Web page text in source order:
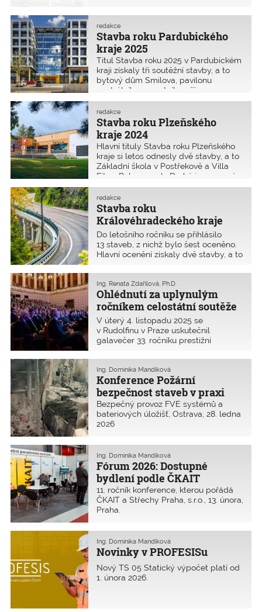
Stavba roku Pardubického
kraje 2025
redakce
Titul Stavba roku 2025 v Pardubickém
kraji získaly tři soutěžní stavby, a to
bytový dům Smilova, pavilonu
centrálního urgentního příjmu
a akutních provozů Pardubické
nemocnice a Společenský dům
Radiměř. Cenu veřejnosti a čestné
uznání získala Knihovna v Chrudimi.
Další čtyři stavby si odnesly čestné
uznání.
Stavba roku Plzeňského
kraje 2024
redakce
Hlavní tituly Stavba roku Plzeňského
kraje si letos odnesly dvě stavby, a to
Základní škola v Postřekově a Villa
Fitz v Rokycanech. Druhá jmenovaná
stavba získala také Cenu veřejnosti.
Cena hejtmana putuje do Domu
sociální péče v Kralovicích. Cenu
primátora města získala výpravní
budova hlavního plzeňského nádraží.
Ministerstvo průmyslu a obchodu ČR
ocenilo Business Park Republikánská
v Plzni. Svaz podnikatelů ve
I/27 Šlovice – Přeštice. Porota udělila
cenu Mikulášskému gymnáziu za
přístavbu jídelny a rozdala také tři
čestná uznání.
Stavba roku
Královéhradeckého kraje
2025
redakce
Do letošního ročníku se přihlásilo
13 staveb, z nichž bylo šest oceněno.
Hlavní ocenění získaly dvě stavby, a to
a apartmány na Hnědém vrchu v Peci
pod Sněžkou. Jedna stavba získala
Cenu Ministerstva průmyslu
a obchodu ČR, dvě čestné uznání
Ohlédnutí za uplynulým
ročníkem celostátní soutěže
Stavba roku 2025
Ing. Renata Zdařilová, Ph.D.
V úterý 4. listopadu 2025 se
v Rudolfinu v Praze uskutečnil
galavečer 33. ročníku prestižní
Udělení a představení titulů Stavba
roku je každoročně významnou
událostí roku stavitelství
a architektury, je důstojným
připomenutím i významu
inženýrských, dopravních
a průmyslových staveb, které jsou
nedílnou součástí této soutěže.
Konference Požární
bezpečnost staveb v praxi
Ing. Dominika Mandíková
Bezpečný provoz FVE systémů a
bateriových úložišť, Ostrava, 28. ledna
2026
Fórum 2026: Dostupné
bydlení podle ČKAIT
Ing. Dominika Mandíková
11. ročník konference, kterou pořádá
ČKAIT a Střechy Praha, s.r.o., 13. února,
Praha.
Novinky v PROFESISu
Ing. Dominika Mandíková
Nový TS 05 Statický výpočet platí od
1. února 2026.